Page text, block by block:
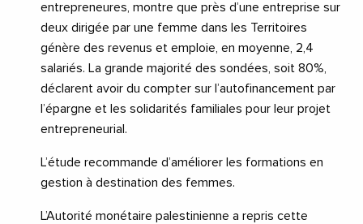
entrepreneures, montre que près d’une entreprise sur
deux dirigée par une femme dans les Territoires
génère des revenus et emploie, en moyenne, 2,4
salariés. La grande majorité des sondées, soit 80%,
déclarent avoir du compter sur l’autofinancement par
l’épargne et les solidarités familiales pour leur projet
entrepreneurial.
L’étude recommande d’améliorer les formations en
gestion à destination des femmes.
L’Autorité monétaire palestinienne a repris cette